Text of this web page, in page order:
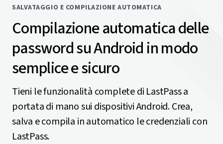
SALVATAGGIO E COMPILAZIONE AUTOMATICA
Compilazione automatica delle
password su Android in modo
semplice e sicuro
Tieni le funzionalità complete di LastPass a
portata di mano sui dispositivi Android. Crea,
salva e compila in automatico le credenziali con
LastPass.